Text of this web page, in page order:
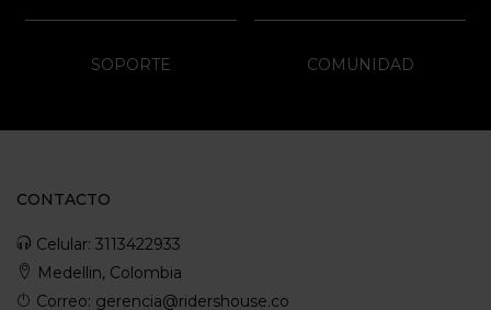
SOPORTE COMUNIDAD
CONTACTO
Celular: 3113422933
Medellin, Colombia
Correo: gerencia@ridershouse.co